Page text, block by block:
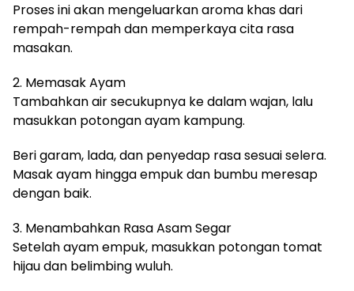
Proses ini akan mengeluarkan aroma khas dari
rempah-rempah dan memperkaya cita rasa
masakan.
2. Memasak Ayam
Tambahkan air secukupnya ke dalam wajan, lalu
masukkan potongan ayam kampung.
Beri garam, lada, dan penyedap rasa sesuai selera.
Masak ayam hingga empuk dan bumbu meresap
dengan baik.
3. Menambahkan Rasa Asam Segar
Setelah ayam empuk, masukkan potongan tomat
hijau dan belimbing wuluh.